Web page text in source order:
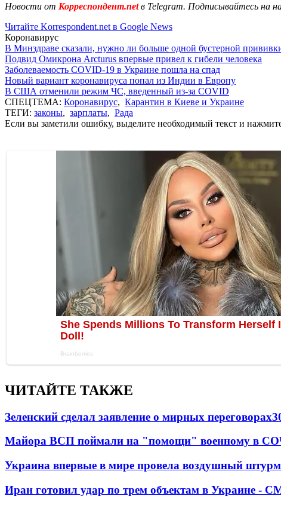
Новости от Корреспондент.netв Telegram. Подписывайтесь на
Читайте Korrespondent.net в Google News
Коронавирус
В Минздраве сказали, нужно ли больше одной бустерной
Подвид Омикрона Arcturus впервые привел к гибели человека
Заболеваемость COVID-19 в Украине пошла на спад
Новый вариант коронавируса попал из Индии в Европу
В США отменили режим ЧС, введенный из-за COVID
СПЕЦТЕМА: Коронавирус, Карантин в Киеве и Украине
ТЕГИ: законы, зарплаты, Рада
Если вы заметили ошибку, выделите необходимый текст и
ЧИТАЙТЕ ТАКЖЕ
Зеленский сделал заявление о мирных переговорах
Майора ВСП поймали на "помощи" военному в
Украина впервые в мире провела воздушный штурм
Иран готовил удар по трем объектам в Украине -